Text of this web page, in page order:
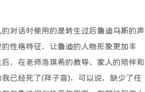
对话时使用的是转生过后鲁迪乌斯的声
性格特征，让鲁迪的人物形象更加丰
，在老师洛琪希的教导、家人的陪伴和
已经死了(祥子音)，可以说，缺少了任